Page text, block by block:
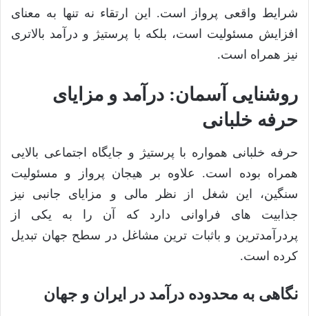
شرایط واقعی پرواز است. این ارتقاء نه تنها به معنای
افزایش مسئولیت است، بلکه با پرستیژ و درآمد بالاتری
نیز همراه است.
روشنایی آسمان: درآمد و مزایای
حرفه خلبانی
حرفه خلبانی همواره با پرستیژ و جایگاه اجتماعی بالایی
همراه بوده است. علاوه بر هیجان پرواز و مسئولیت
سنگین، این شغل از نظر مالی و مزایای جانبی نیز
جذابیت های فراوانی دارد که آن را به یکی از
پردرآمدترین و باثبات ترین مشاغل در سطح جهان تبدیل
کرده است.
نگاهی به محدوده درآمد در ایران و جهان